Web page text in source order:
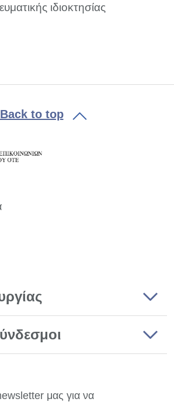
ιδιοκτησίας
Back to top
μας για να